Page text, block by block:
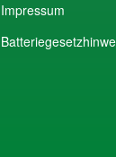
Impressum